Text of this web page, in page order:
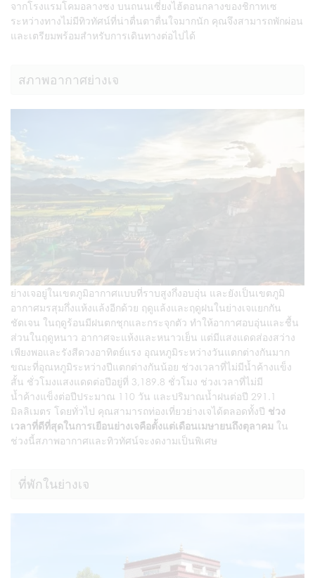
จากโรงแรมโคมอลางซง บนถนนเซี่ยงไฮ้ตอนกลางของชิกาทเซ
ระหว่างทางไม่มีทิวทัศน์ที่น่าตื่นตาตื่นใจมากนัก คุณจึงสามารถพักผ่อน
และเตรียมพร้อมสำหรับการเดินทางต่อไปได้
สภาพอากาศย่างเจ
ย่างเจอยู่ในเขตภูมิอากาศแบบที่ราบสูงกึ่งอบอุ่น และยังเป็นเขตภูมิ
อากาศมรสุมกึ่งแห้งแล้งอีกด้วย ฤดูแล้งและฤดูฝนในย่างเจแยกกัน
ชัดเจน ในฤดูร้อนมีฝนตกชุกและกระจุกตัว ทำให้อากาศอบอุ่นและชื้น
ส่วนในฤดูหนาว อากาศจะแห้งและหนาวเย็น แต่มีแสงแดดส่องสว่าง
เพียงพอและรังสีดวงอาทิตย์แรง อุณหภูมิระหว่างวันแตกต่างกันมาก
ขณะที่อุณหภูมิระหว่างปีแตกต่างกันน้อย ช่วงเวลาที่ไม่มีน้ำค้างแข็ง
สั้น ชั่วโมงแสงแดดต่อปีอยู่ที่ 3,189.8 ชั่วโมง ช่วงเวลาที่ไม่มี
น้ำค้างแข็งต่อปีประมาณ 110 วัน และปริมาณน้ำฝนต่อปี 291.1
มิลลิเมตร โดยทั่วไป คุณสามารถท่องเที่ยวย่างเจได้ตลอดทั้งปี ช่วง
เวลาที่ดีที่สุดในการเยือนย่างเจคือตั้งแต่เดือนเมษายนถึงตุลาคม ใน
ช่วงนี้สภาพอากาศและทิวทัศน์จะงดงามเป็นพิเศษ
ที่พักในย่างเจ